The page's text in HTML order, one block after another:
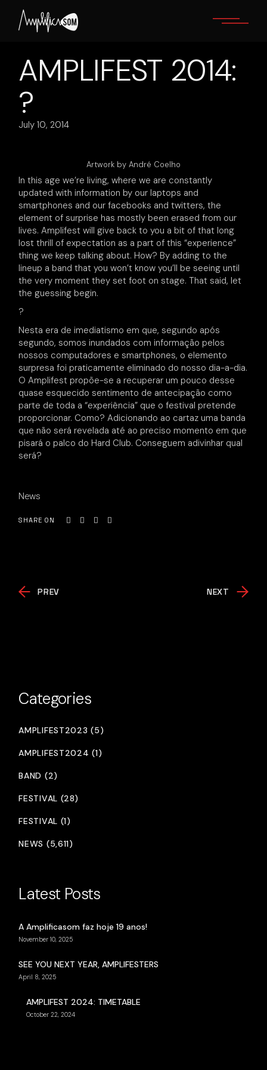
content
AMPLIFEST 2014:
?
July 10, 2014
Artwork by André Coelho
In this age we’re living, where we are constantly
updated with information by our laptops and
smartphones and our facebooks and twitters, the
element of surprise has mostly been erased from our
lives. Amplifest will give back to you a bit of that long
lost thrill of expectation as a part of this “experience”
thing we keep talking about. How? By adding to the
lineup a band that you won’t know you’ll be seeing until
the very moment they set foot on stage. That said, let
the guessing begin.
?
Nesta era de imediatismo em que, segundo após
segundo, somos inundados com informação pelos
nossos computadores e smartphones, o elemento
surpresa foi praticamente eliminado do nosso dia-a-dia.
O Amplifest propõe-se a recuperar um pouco desse
quase esquecido sentimento de antecipação como
parte de toda a “experiência” que o festival pretende
proporcionar. Como? Adicionando ao cartaz uma banda
que não será revelada até ao preciso momento em que
pisará o palco do Hard Club. Conseguem adivinhar qual
será?
News
SHARE ON
PREV NEXT
Categories
AMPLIFEST2023 (5)
AMPLIFEST2024 (1)
BAND (2)
FESTIVAL (28)
FESTIVAL (1)
NEWS (5,611)
Latest Posts
A Amplificasom faz hoje 19 anos!
November 10, 2025
SEE YOU NEXT YEAR, AMPLIFESTERS
April 8, 2025
AMPLIFEST 2024: TIMETABLE
October 22, 2024